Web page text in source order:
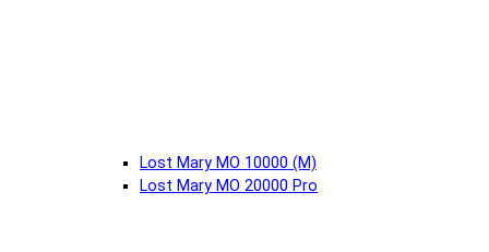
Lost Mary MO 10000 (М)
Lost Mary MO 20000 Pro